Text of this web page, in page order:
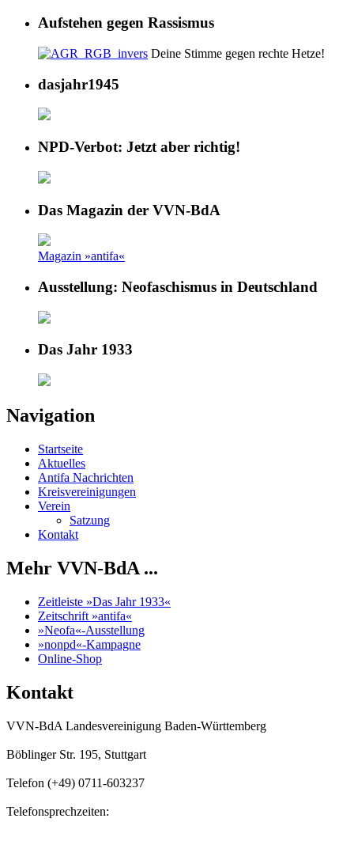
Aufstehen gegen Rassismus
Deine Stimme gegen rechte Hetze!
dasjahr1945
NPD-Verbot: Jetzt aber richtig!
Das Magazin der VVN-BdA
Magazin »antifa«
Ausstellung: Neofaschismus in Deutschland
Das Jahr 1933
Navigation
Startseite
Aktuelles
Antifa Nachrichten
Kreisvereinigungen
Verein
Satzung
Kontakt
Mehr VVN-BdA ...
Zeitleiste »Das Jahr 1933«
Zeitschrift »antifa«
»Neofa«-Ausstellung
»nonpd«-Kampagne
Online-Shop
Kontakt
VVN-BdA Landesvereinigung Baden-Württemberg
Böblinger Str. 195, Stuttgart
Telefon (+49) 0711-603237
Telefonsprechzeiten: